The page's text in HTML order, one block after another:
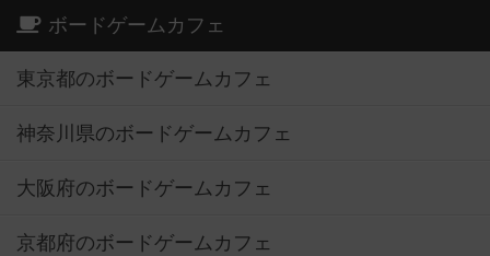
ボードゲームカフェ
東京都のボードゲームカフェ
神奈川県のボードゲームカフェ
大阪府のボードゲームカフェ
京都府のボードゲームカフェ